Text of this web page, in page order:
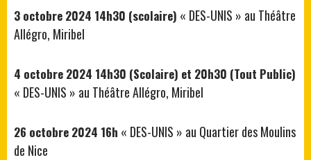
3 octobre 2024 14h30 (scolaire) « DES-UNIS » au Théâtre
Allégro, Miribel
4 octobre 2024 14h30 (Scolaire) et 20h30 (Tout Public)
« DES-UNIS » au Théâtre Allégro, Miribel
26 octobre 2024 16h « DES-UNIS » au Quartier des Moulins
de Nice